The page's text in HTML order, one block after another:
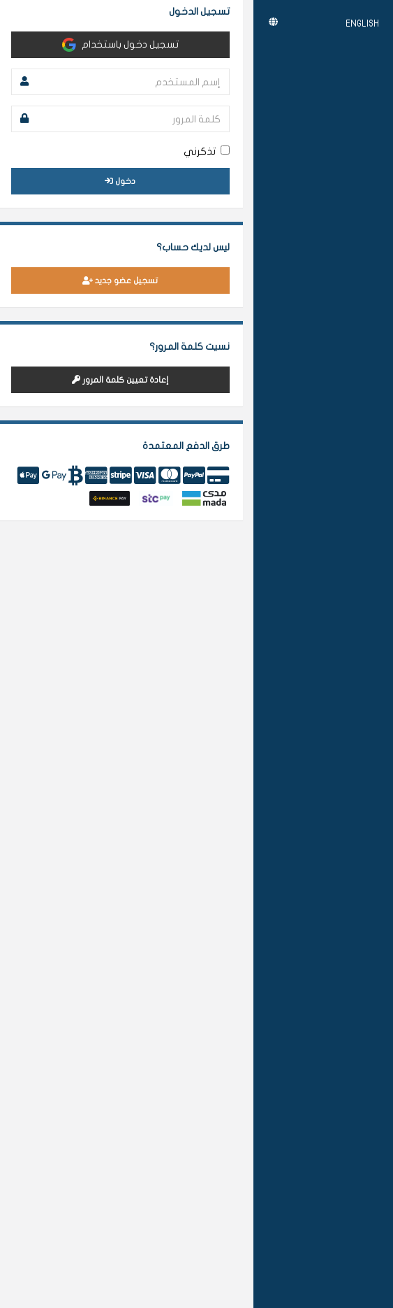
ENGLISH
تسجيل الدخول
تسجيل دخول باستخدام
تذكرني
دخول
ليس لديك حساب؟
تسجيل عضو جديد
نسيت كلمة المرور؟
إعادة تعيين كلمة المرور
طرق الدفع المعتمدة